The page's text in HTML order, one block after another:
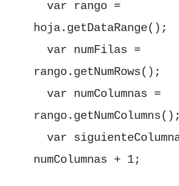
hoja.getDataRange();
rango.getNumRows();
rango.getNumColumns();
numColumnas + 1;